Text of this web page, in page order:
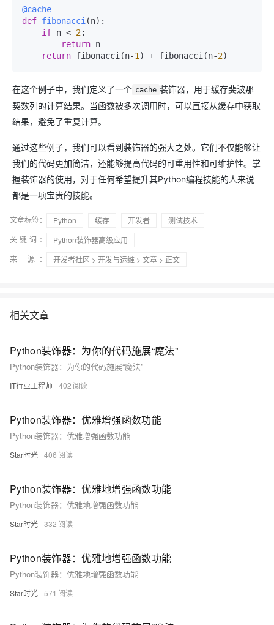
@cache
def fibonacci (n):
if n < 2:
return n
return fibonacci(n-1 ) + fibonacci(n-2
在这个例子中，我们定义了一个 cache 装饰器，用于缓存斐波那
契数列的计算结果。当函数被多次调用时，可以直接从缓存中获取
结果，避免了重复计算。
通过这些例子，我们可以看到装饰器的强大之处。它们不仅能够让
我们的代码更加简洁，还能够提高代码的可重用性和可维护性。掌
握装饰器的使用，对于任何希望提升其Python编程技能的人来说
都是一项宝贵的技能。
文章标签： Python 缓存 开发者
测试技术
关键词：
Python装饰器高级应用
来 源：
开发者社区 > 开发与运维 > 文章 > 正文
相关文章
Python装饰器：为你的代码施展“魔法”
Python装饰器：为你的代码施展“魔法”
IT行业工程师 402
Python装饰器：优雅增强函数功能
Python装饰器：优雅增强函数功能
Star时光 406
Python装饰器：优雅地增强函数功能
Python装饰器：优雅地增强函数功能
Star时光 332
Python装饰器：优雅地增强函数功能
Python装饰器：优雅地增强函数功能
Star时光 571